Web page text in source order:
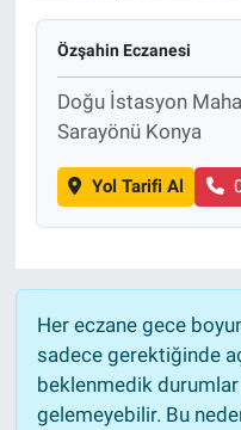
Özşahin Eczanesi
Doğu İstasyon
Sarayönü Konya
Yol Tarifi Al
Her eczane gece
sadece gerektiğinde
beklenmedik
gelemeyebilir. Bu
Gündem
Sağlık
Eğitim
Ekonomi
Teknoloji
Magazin
Haber Arşivi